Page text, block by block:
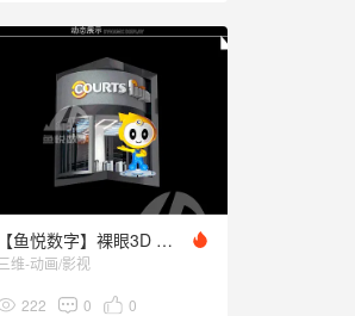
【鱼悦数字】裸眼3D 新加坡COURTS
维-动画/影视
222 0 0